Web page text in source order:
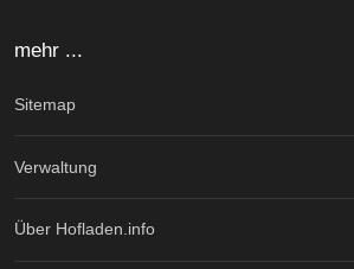
mehr ...
Sitemap
Verwaltung
Über Hofladen.info